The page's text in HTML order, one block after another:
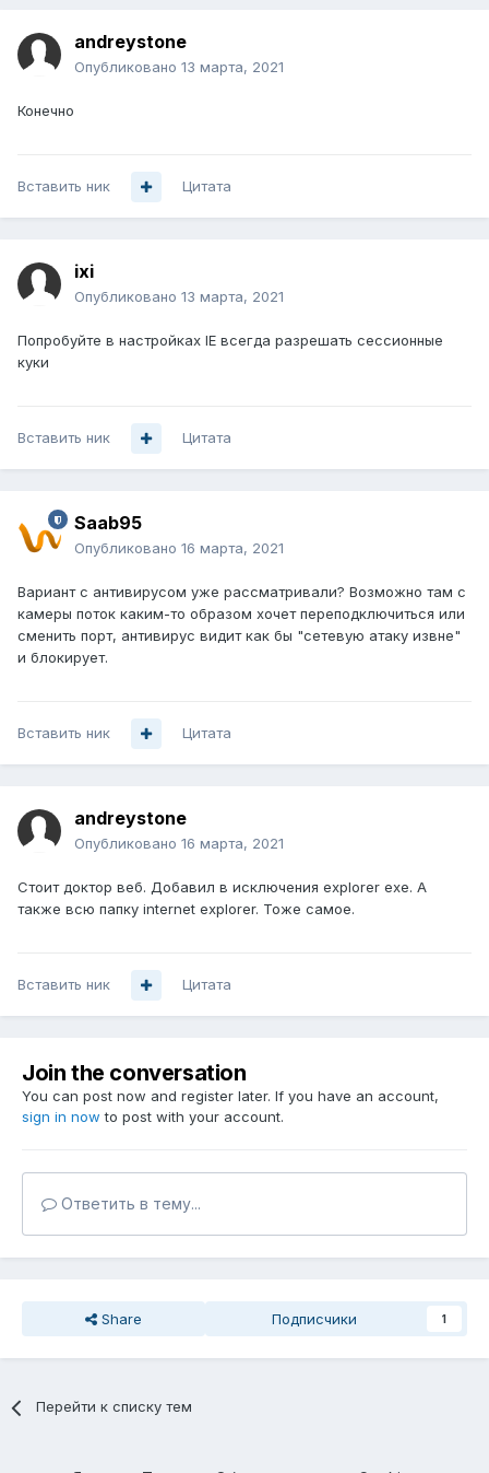
andreystone
Опубликовано 13 марта, 2021
Конечно
Вставить ник Цитата
ixi
Опубликовано 13 марта, 2021
Попробуйте в настройках IE всегда разрешать сессионные
куки
Вставить ник Цитата
Saab95
Опубликовано 16 марта, 2021
Вариант с антивирусом уже рассматривали? Возможно там с
камеры поток каким-то образом хочет переподключиться или
сменить порт, антивирус видит как бы "сетевую атаку извне"
и блокирует.
Вставить ник Цитата
andreystone
Опубликовано 16 марта, 2021
Стоит доктор веб. Добавил в исключения explorer exe. А
также всю папку internet explorer. Тоже самое.
Вставить ник Цитата
Join the conversation
You can post now and register later. If you have an account,
sign in now to post with your account.
Ответить в тему...
Share Подписчики 1
Перейти к списку тем